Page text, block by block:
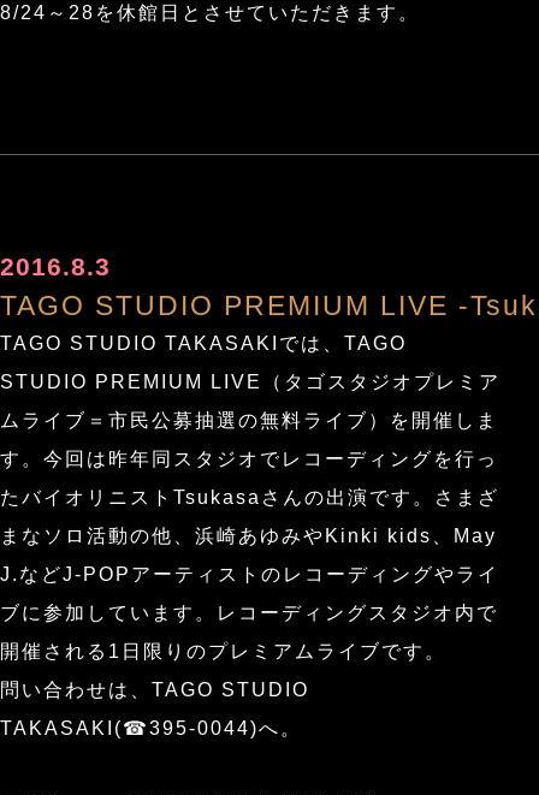
8/24～28を休館日とさせていただきます。
2016.8.3
TAGO STUDIO PREMIUM LIVE -
TAGO STUDIO TAKASAKIでは、TAGO
STUDIO PREMIUM LIVE（タゴスタジオプレミア
ムライブ＝市民公募抽選の無料ライブ）を開催しま
す。今回は昨年同スタジオでレコーディングを行っ
たバイオリニストTsukasaさんの出演です。さまざ
まなソロ活動の他、浜崎あゆみやKinki kids、May
J.などJ-POPアーティストのレコーディングやライ
ブに参加しています。レコーディングスタジオ内で
開催される1日限りのプレミアムライブです。
問い合わせは、TAGO STUDIO
TAKASAKI(☎395-0044)へ。